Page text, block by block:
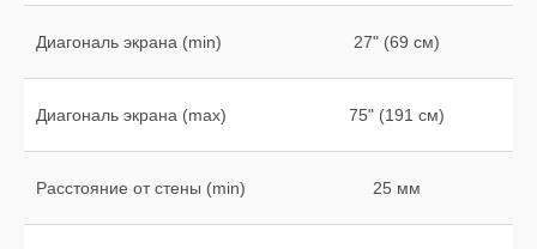
Диагональ экрана (min) 27" (69 см)
Диагональ экрана (max) 75" (191 см)
Расстояние от стены (min) 25 мм